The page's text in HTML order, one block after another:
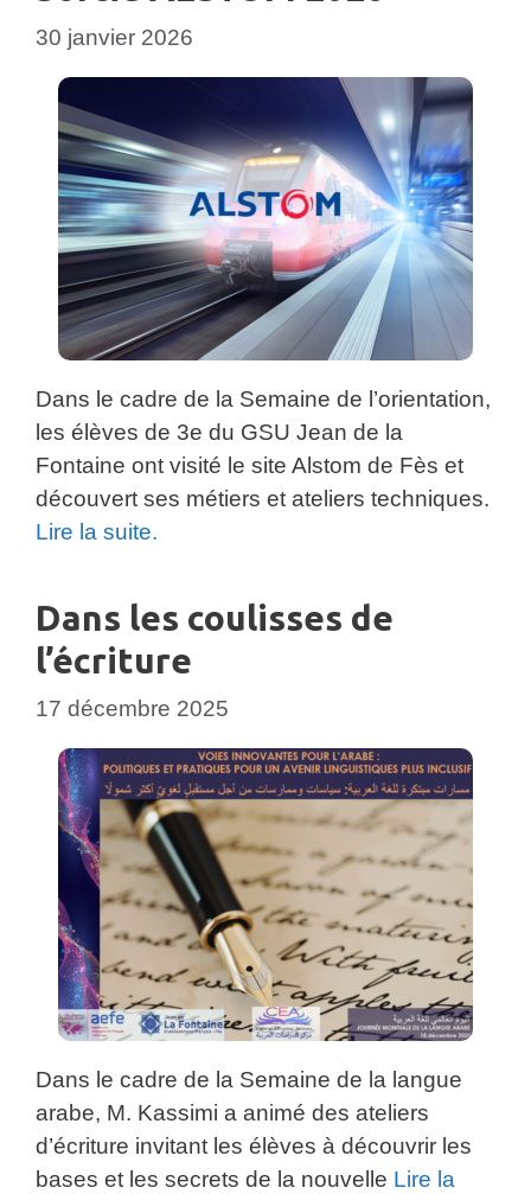
30 janvier 2026
Dans le cadre de la Semaine de l’orientation,
les élèves de 3e du GSU Jean de la
Fontaine ont visité le site Alstom de Fès et
découvert ses métiers et ateliers techniques.
Lire la suite.
Dans les coulisses de
l’écriture
17 décembre 2025
Dans le cadre de la Semaine de la langue
arabe, M. Kassimi a animé des ateliers
d’écriture invitant les élèves à découvrir les
bases et les secrets de la nouvelle Lire la